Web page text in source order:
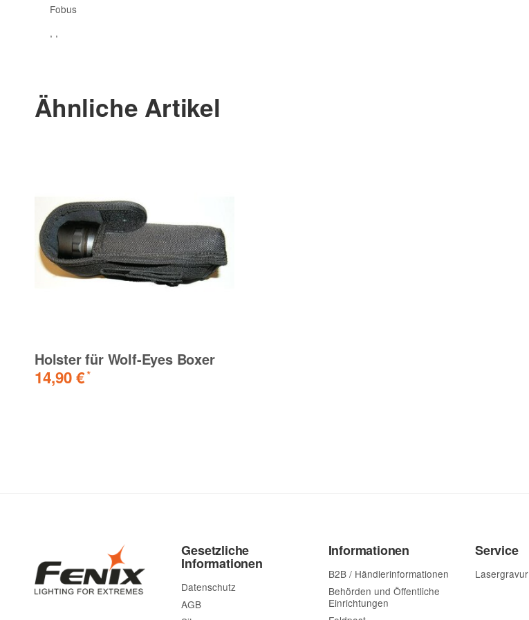
Fobus
, ,
Ähnliche Artikel
Holster für Wolf-Eyes Boxer
14,90 €*
Gesetzliche
Informationen
Datenschutz
AGB
Informationen
B2B / Händlerinformationen
Behörden und Öffentliche
Einrichtungen
Service
Lasergravur